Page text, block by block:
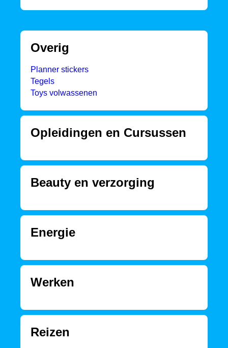
Overig
Planner stickers
Tegels
Toys volwassenen
Opleidingen en Cursussen
Beauty en verzorging
Energie
Werken
Reizen